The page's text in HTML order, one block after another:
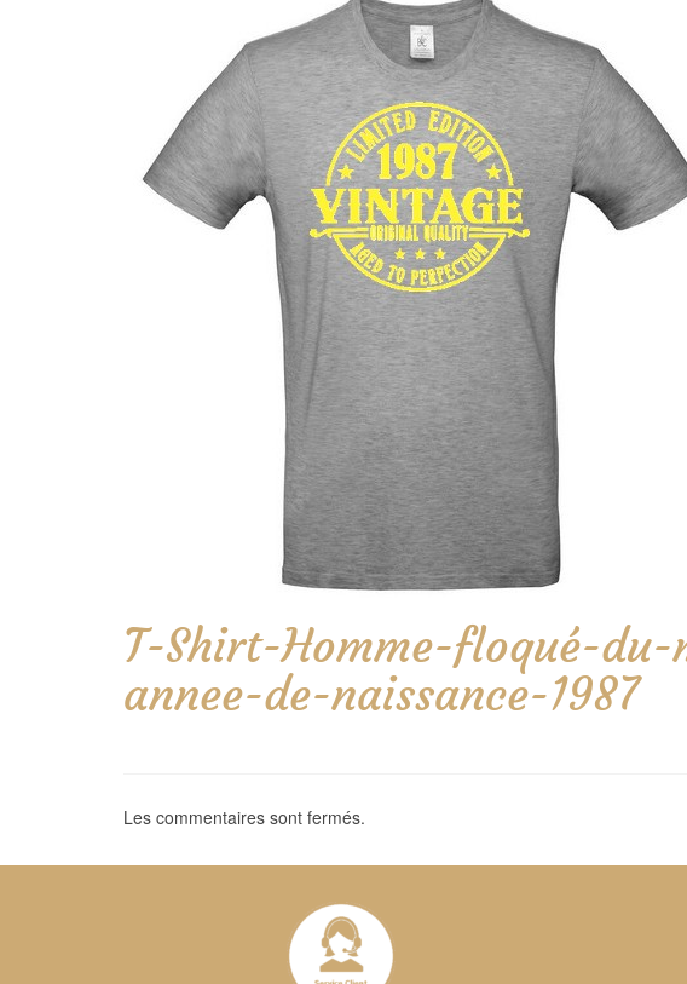
T-Shirt-Homme-floqué-
annee-de-naissance-1987
Les commentaires sont fermés.